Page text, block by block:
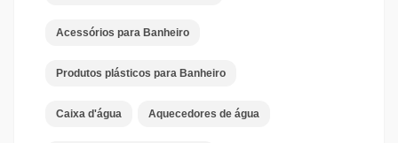
Acessórios para Banheiro
Produtos plásticos para Banheiro
Caixa d'água Aquecedores de água